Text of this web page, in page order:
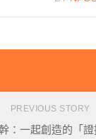
PREVIOUS STORY
：一起創造的「